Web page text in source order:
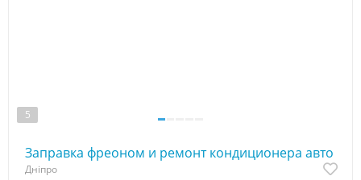
5
Заправка фреоном и ремонт кoндиционера авто
Дніпро